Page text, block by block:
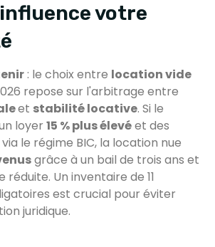
votre
: le choix entre location vide
repose sur l'arbitrage entre
et stabilité locative. Si le
loyer 15 % plus élevéet des
le régime BIC, la location nue
grâce à un bail de trois ans et
Un inventaire de 11
est crucial pour éviter
juridique.